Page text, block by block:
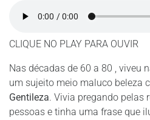
CLIQUE NO PLAY PARA OUVIR
Nas décadas de 60 a 80 , viveu
um sujeito meio maluco beleza
Gentileza. Vivia pregando pelas
pessoas e tinha uma frase que